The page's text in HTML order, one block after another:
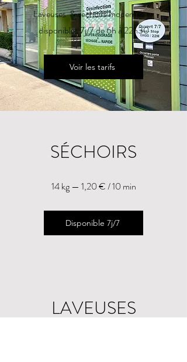
Laveuses & séchoirs modernes —
disponibles 7j/7 de 6h à 22h30
Voir les tarifs
SÉCHOIRS
14 kg — 1,20 € / 10 min
Disponible 7j/7
LAVEUSES